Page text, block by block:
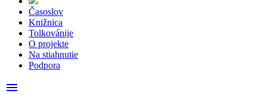
Časoslov
Knižnica
Tolkovánije
O projekte
Na stiahnutie
Podpora
menu